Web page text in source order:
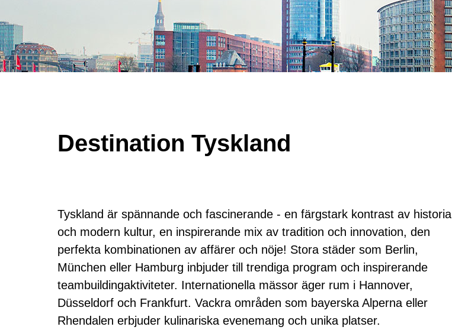
Destination Tyskland
Tyskland är spännande och fascinerande - en färgstark kontrast av historia
och modern kultur, en inspirerande mix av tradition och innovation, den
perfekta kombinationen av affärer och nöje! Stora städer som Berlin,
München eller Hamburg inbjuder till trendiga program och inspirerande
teambuildingaktiviteter. Internationella mässor äger rum i Hannover,
Düsseldorf och Frankfurt. Vackra områden som bayerska Alperna eller
Rhendalen erbjuder kulinariska evenemang och unika platser.